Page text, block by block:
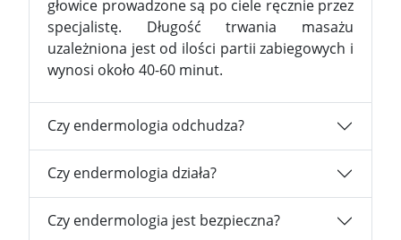
głowice prowadzone są po ciele ręcznie przez
specjalistę. Długość trwania masażu
uzależniona jest od ilości partii zabiegowych i
wynosi około 40-60 minut.
Czy endermologia odchudza?
Czy endermologia działa?
Czy endermologia jest bezpieczna?